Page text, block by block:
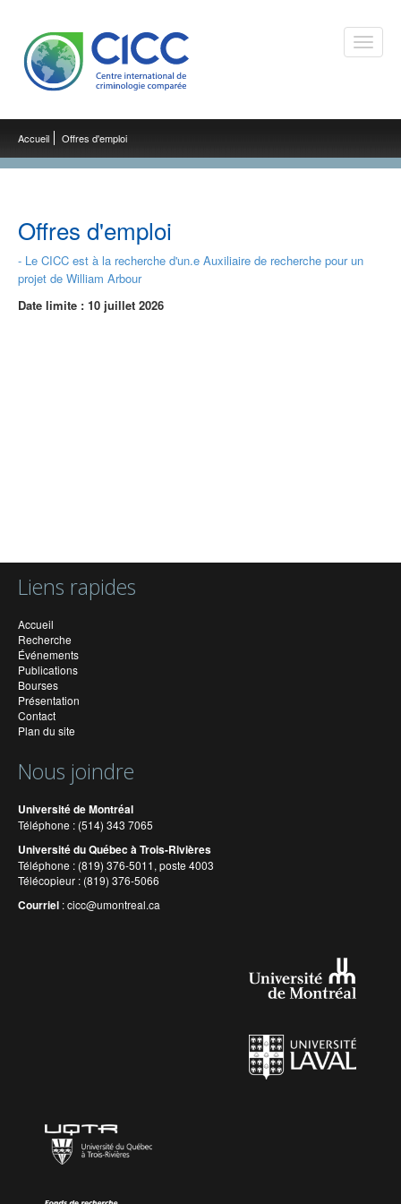
Toggle
Accueil Offres d'emploi
Offres d'emploi
- Le CICC est à la recherche d'un.e Auxiliaire de recherche pour un
projet de William Arbour
Date limite : 10 juillet 2026
Liens rapides
Accueil
Recherche
Événements
Publications
Bourses
Présentation
Contact
Plan du site
Nous joindre
Université de Montréal
Téléphone : (514) 343 7065
Université du Québec à Trois-Rivières
Téléphone : (819) 376-5011, poste 4003
Télécopieur : (819) 376-5066
Courriel :cicc@umontreal.ca